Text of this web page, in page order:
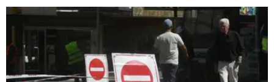
Cines
Economía y campo
Economía y finanzas
Con el campo
Espacio empresas
Sociedad y tiempo
Sociedad